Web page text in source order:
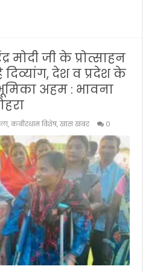
मोदी जी के प्रोत्साहन
दिव्यांग, देश व प्रदेश के
अहम : भावना
,कबीरधाम विशेष,खास खबर 0